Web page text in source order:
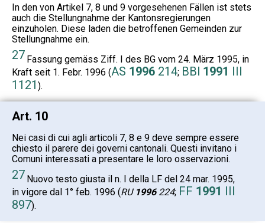
In den von Artikel 7, 8 und 9 vorgesehenen Fällen ist stets
auch die Stellungnahme der Kantonsregierungen
einzuholen. Diese laden die betroffenen Gemeinden zur
Stellungnahme ein.
27 Fassung gemäss Ziff. I des BG vom 24. März 1995, in
Kraft seit 1. Febr. 1996 (AS 1996 214; BBl 1991 III
1121 ).
Art. 10
Nei casi di cui agli articoli 7, 8 e 9 deve sempre essere
chiesto il parere dei governi cantonali. Questi invitano i
Comuni interessati a presentare le loro osservazioni.
27 Nuovo testo giusta il n. I della LF del 24 mar. 1995,
in vigore dal 1° feb. 1996 (RU 1996224; FF 1991 III
897).